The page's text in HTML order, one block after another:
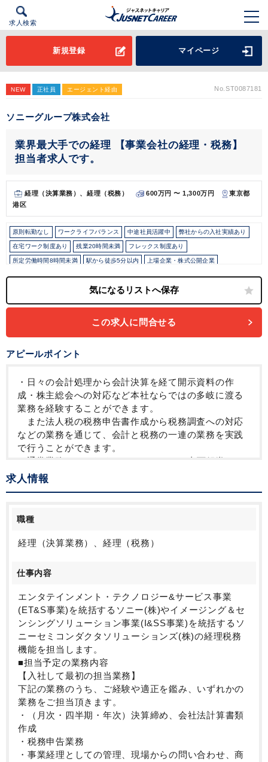
求人検索
新規登録 マイページ
NEW 正社員 エージェント経由 No.ST0087181
ソニーグループ株式会社
業界最大手での経理 【事業会社の経理・税務】
担当者求人です。
経理（決算業務）、経理（税務） 600万円 〜 1,300万円
東京都
港区
原則転勤なし ワークライフバランス 中途社員活躍中 弊社からの入社実績あり
在宅ワーク制度あり 残業20時間未満 フレックス制度あり
所定労働時間8時間未満 駅から徒歩5分以内 上場企業・株式公開企業
この求人に問合せる
アピールポイント
・日々の会計処理から会計決算を経て開示資料の作
成・株主総会への対応など本社ならではの多岐に渡る
業務を経験することができます。
また法人税の税務申告書作成から税務調査への対応
などの業務を通じて、会計と税務の一連の業務を実践
で行うことができます。
・通常業務だけでなく、Corporate CFO直下組織とし
てプロジェクトにも参画し、ソニーグループの事業戦
略に触れながら、ビジネスをサポートしています。
課題に向き合うことにより、キャリアアップの幅を広
げることができます。
・幅広い事業を経理・税務の観点からサポートする業
務の経験を積むことができます。
・日本のリーディングカンパニーのひとつとして、前
例のない新しい事例をチームで検討して先例となる答
えを導き出す経験ができ、会計・税務の業務を幅広く
また深堀りできるのが魅力です。
求人情報
職種
経理（決算業務）、経理（税務）
仕事内容
エンタテインメント・テクノロジー&サービス事業
(ET&S事業)を統括するソニー(株)やイメージング＆セ
ンシングソリューション事業(I&SS事業)を統括するソ
ニーセミコンダクタソリューションズ(株)の経理税務
機能を担当します。
■担当予定の業務内容
【入社して最初の担当業務】
下記の業務のうち、ご経験や適正を鑑み、いずれかの
業務をご担当頂きます。
・（月次・四半期・年次）決算締め、会社法計算書類
作成
・税務申告業務
・事業経理としての管理、現場からの問い合わせ、商